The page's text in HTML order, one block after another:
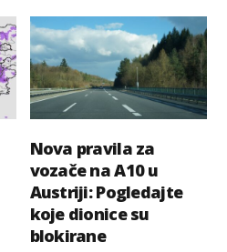
Nova pravila za
vozače na A10 u
Austriji: Pogledajte
koje dionice su
blokirane